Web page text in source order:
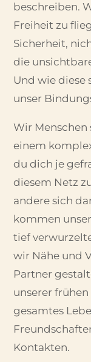
beschreiben.
Freiheit zu
Sicherheit,
die
Und wie diese
unser
Wir Menschen
einem
du dich je
diesem Netz
andere sich
kommen
tief
wir Nähe und
Partner
unserer
gesamtes
Kontakten.